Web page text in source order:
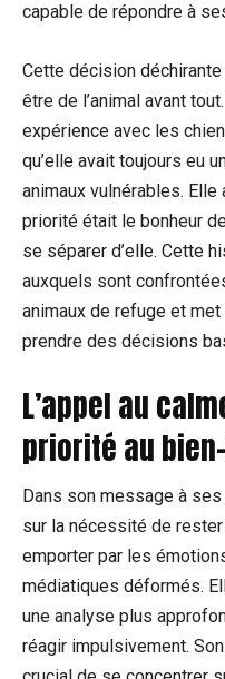
capable de répondre à
Cette décision
être de l’animal avant tout.
expérience avec les
qu’elle avait toujours eu
animaux vulnérables.
priorité était le bonheur
se séparer d’elle. Cette
auxquels sont
animaux de refuge et
prendre des décisions
L’appel au
priorité au
Dans son message à
sur la nécessité de
emporter par les
médiatiques déformés.
une analyse plus
réagir impulsivement.